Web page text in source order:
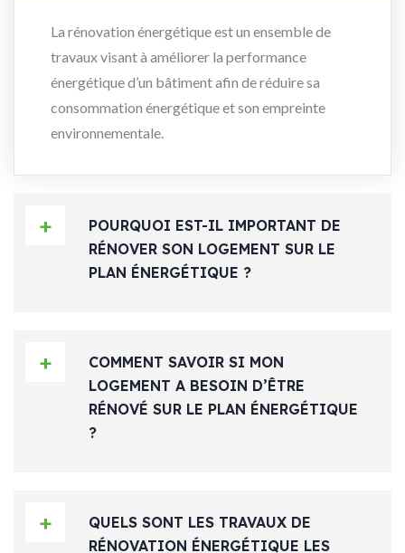
La rénovation énergétique est un ensemble de
travaux visant à améliorer la performance
énergétique d’un bâtiment afin de réduire sa
consommation énergétique et son empreinte
environnementale.
POURQUOI EST-IL IMPORTANT DE
RÉNOVER SON LOGEMENT SUR LE
PLAN ÉNERGÉTIQUE ?
COMMENT SAVOIR SI MON
LOGEMENT A BESOIN D’ÊTRE
RÉNOVÉ SUR LE PLAN ÉNERGÉTIQUE
?
QUELS SONT LES TRAVAUX DE
RÉNOVATION ÉNERGÉTIQUE LES